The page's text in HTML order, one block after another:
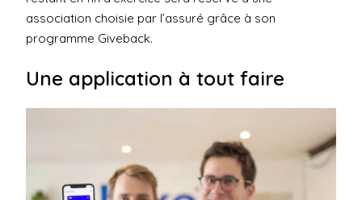
association choisie par l’assuré grâce à son
programme Giveback.
Une application à tout faire